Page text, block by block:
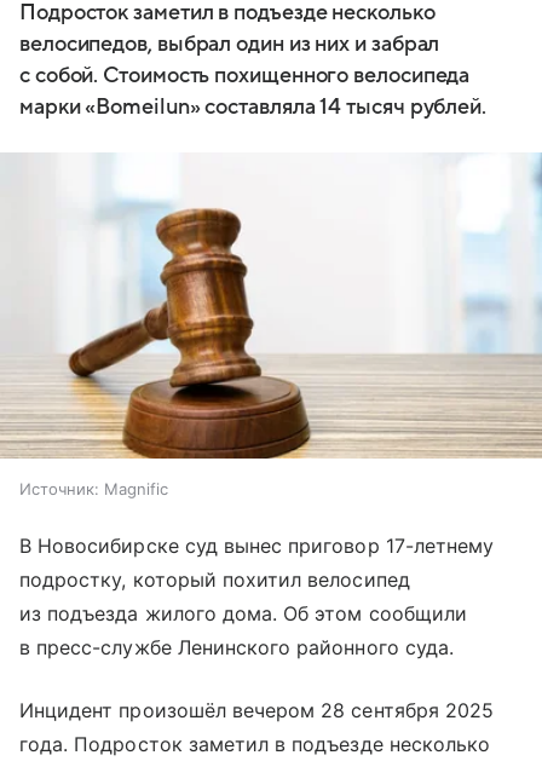
Подросток заметил в подъезде несколько
велосипедов, выбрал один из них и забрал
с собой. Стоимость похищенного велосипеда
марки «Bomeilun» составляла 14 тысяч рублей.
Источник: Magnific
В Новосибирске суд вынес приговор 17-летнему
подростку, который похитил велосипед
из подъезда жилого дома. Об этом сообщили
в пресс-службе Ленинского районного суда.
Инцидент произошёл вечером 28 сентября 2025
года. Подросток заметил в подъезде несколько